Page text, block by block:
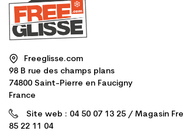
Freeglisse.com
98 B rue des champs plans
74800 Saint-Pierre en Faucigny
France
Site web : 04 50 07 13 25 / Magasin
85 22 11 04